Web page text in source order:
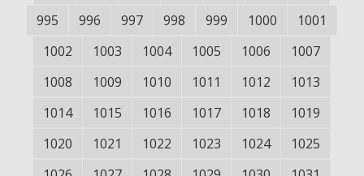
995
996 997 998 999 1000
1001
1002
1003 1004 1005 1006
1007
1008
1009 1010 1011 1012
1013
1014
1015 1016 1017 1018
1019
1020
1021 1022 1023 1024
1025